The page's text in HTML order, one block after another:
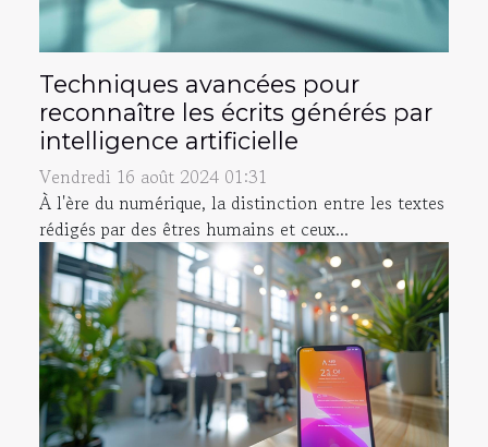
Techniques avancées pour
reconnaître les écrits générés par
intelligence artificielle
Vendredi 16 août 2024 01:31
À l'ère du numérique, la distinction entre les textes
rédigés par des êtres humains et ceux...